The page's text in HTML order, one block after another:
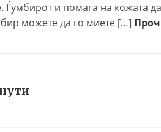
и помага на кожата
можете да го миете […]